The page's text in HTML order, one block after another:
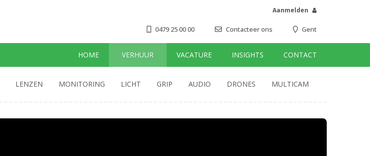
Aanmelden
0479 25 00 00 Contacteer ons Gent
HOME VERHUUR VACATURE INSIGHTS CONTACT
LENZEN MONITORING LICHT GRIP AUDIO DRONES MULTICAM